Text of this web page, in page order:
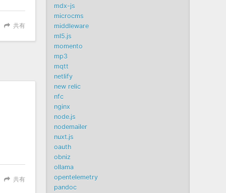
共有
共有
mdx-js
microcms
middleware
ml5.js
momento
mp3
mqtt
netlify
new relic
nfc
nginx
node.js
nodemailer
nuxt.js
oauth
obniz
ollama
opentelemetry
pandoc